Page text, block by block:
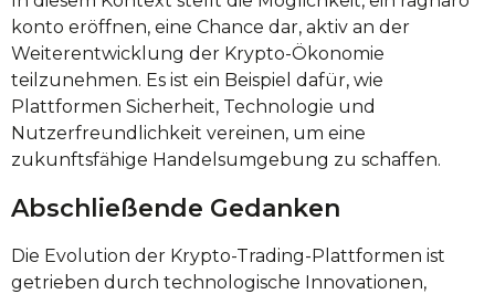
konto eröffnen, eine Chance dar, aktiv an der
Weiterentwicklung der Krypto-Ökonomie
teilzunehmen. Es ist ein Beispiel dafür, wie
Plattformen Sicherheit, Technologie und
Nutzerfreundlichkeit vereinen, um eine
zukunftsfähige Handelsumgebung zu schaffen.
Abschließende Gedanken
Die Evolution der Krypto-Trading-Plattformen ist
getrieben durch technologische Innovationen,